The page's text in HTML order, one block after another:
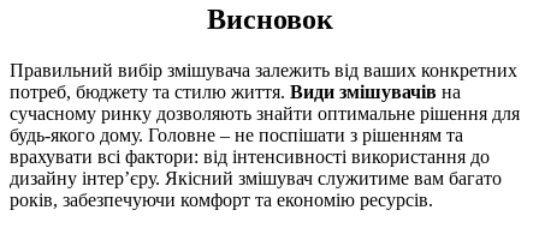
Висновок
Правильний вибір змішувача залежить від ваших конкретних
потреб, бюджету та стилю життя. Види змішувачів на
сучасному ринку дозволяють знайти оптимальне рішення для
будь-якого дому. Головне – не поспішати з рішенням та
врахувати всі фактори: від інтенсивності використання до
дизайну інтер’єру. Якісний змішувач служитиме вам багато
років, забезпечуючи комфорт та економію ресурсів.